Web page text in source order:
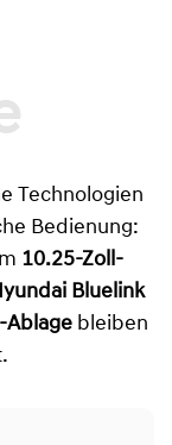
Technologien
Bedienung:
10.25-Zoll-
Bluelink
Ablagebleiben